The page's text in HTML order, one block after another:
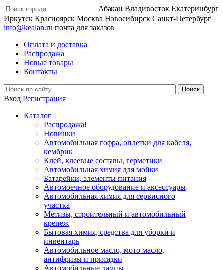
Абакан Владивосток Екатеринбург
Иркутск Красноярск Москва Новосибирск Санкт-Петербург
info@kealan.ru почта для заказов
Оплата и доставка
Распродажа
Новые товары
Контакты
Вход Регистрация
Каталог
Распродажа!
Новинки
Автомобильная гофра, оплетки для кабеля,
кембрик
Клей, клеевые составы, герметики
Автомобильная химия для мойки
Батарейки, элементы питания
Автомоечное оборудование и аксессуары
Автомобильная химия для сервисного
участка
Метизы, строительный и автомобильный
крепеж
Бытовая химия, средства для уборки и
инвентарь
Автомобильное масло, мото масло,
антифризы и присадки
Автомобильные лампы